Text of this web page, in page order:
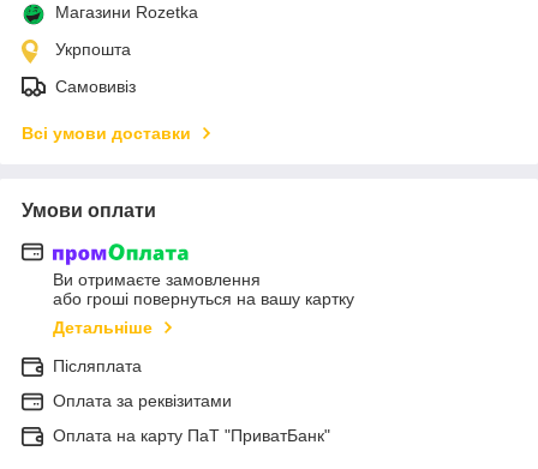
Магазини Rozetka
Укрпошта
Самовивіз
Всі умови доставки
Умови оплати
Ви отримаєте замовлення
або гроші повернуться на вашу картку
Детальніше
Післяплата
Оплата за реквізитами
Оплата на карту ПаТ "ПриватБанк"